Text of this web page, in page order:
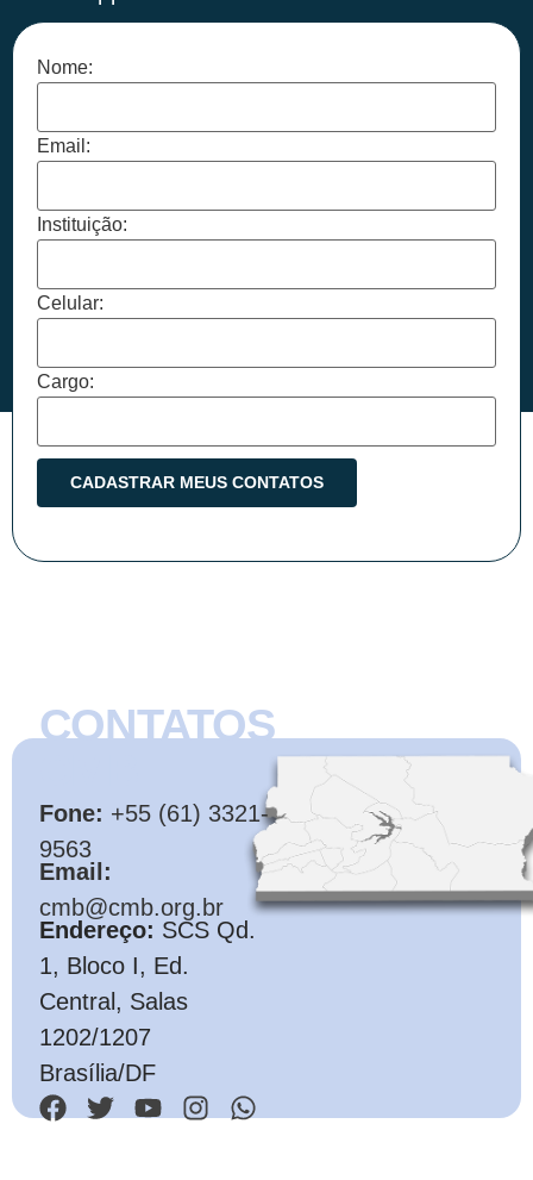
Nome:
Email:
Instituição:
Celular:
Cargo:
CONTATOS
Fone: +55 (61) 3321-
9563
Email:
cmb@cmb.org.br
Endereço: SCS Qd.
1, Bloco I, Ed.
Central, Salas
1202/1207
Brasília/DF